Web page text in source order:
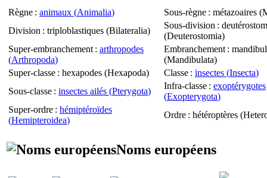
Règne : animaux (Animalia) Sous-règne : métazoaires (
Division : triploblastiques (Bilateralia)
Sous-division :
(Deuterostomia)
Super-embranchement : arthropodes
(Arthropoda)
Embranchement :
(Mandibulata)
Super-classe : hexapodes (Hexapoda) Classe : insectes (Insecta)
Sous-classe : insectes ailés (Pterygota)
Infra-classe : exoptérygotes
(Exopterygota)
Super-ordre : hémiptéroïdes
(Hemipteroidea)
Ordre : hétéroptères (
Noms européens